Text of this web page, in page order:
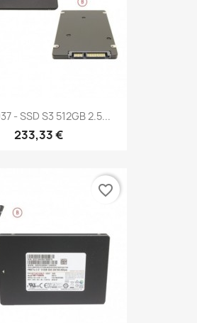
- SSD S3 512GB 2.5...
233,33 €
favorite_border